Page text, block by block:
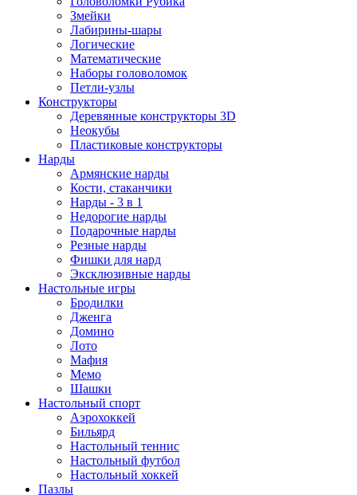
Змейки
Лабирины-шары
Логические
Математические
Наборы головоломок
Петли-узлы
Конструкторы
Деревянные конструкторы 3D
Неокубы
Пластиковые конструкторы
Нарды
Армянские нарды
Кости, стаканчики
Нарды - 3 в 1
Недорогие нарды
Подарочные нарды
Резные нарды
Фишки для нард
Эксклюзивные нарды
Настольные игры
Бродилки
Дженга
Домино
Лото
Мафия
Мемо
Шашки
Настольный спорт
Аэрохоккей
Бильярд
Настольный теннис
Настольный футбол
Настольный хоккей
Пазлы